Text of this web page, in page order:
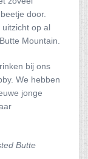
door.
op al
Mountain.
bij ons
We hebben
jonge
Butte